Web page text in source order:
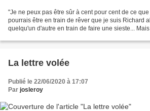
"Je ne peux pas être sûr à cent pour cent de ce
pourrais être en train de rêver que je suis Richard
quelqu'un d'autre en train de faire une sieste...
La lettre volée
Publié le 22/06/2020 à 17:07
Par josleroy